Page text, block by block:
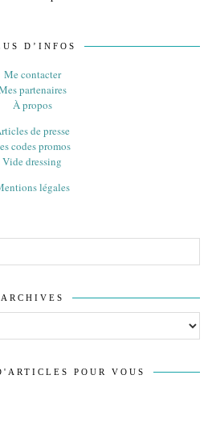
D’INFOS
Me contacter
partenaires
À propos
de presse
codes promos
Vide dressing
légales
ARCHIVES
POUR VOUS